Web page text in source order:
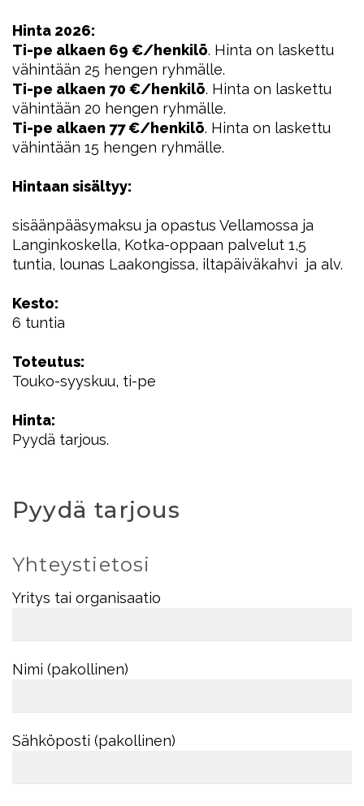
Hinta 2026:
Ti-pe alkaen 69 €/henkilö. Hinta on laskettu
vähintään 25 hengen ryhmälle.
Ti-pe alkaen 70 €/henkilö. Hinta on laskettu
vähintään 20 hengen ryhmälle.
Ti-pe alkaen 77 €/henkilö. Hinta on laskettu
vähintään 15 hengen ryhmälle.
Hintaan sisältyy:
sisäänpääsymaksu ja opastus Vellamossa ja
Langinkoskella, Kotka-oppaan palvelut 1,5
tuntia, lounas Laakongissa, iltapäiväkahvi ja alv.
Kesto:
6 tuntia
Toteutus:
Touko-syyskuu, ti-pe
Hinta:
Pyydä tarjous.
Pyydä tarjous
Yhteystietosi
Yritys tai organisaatio
Nimi (pakollinen)
Sähköposti (pakollinen)